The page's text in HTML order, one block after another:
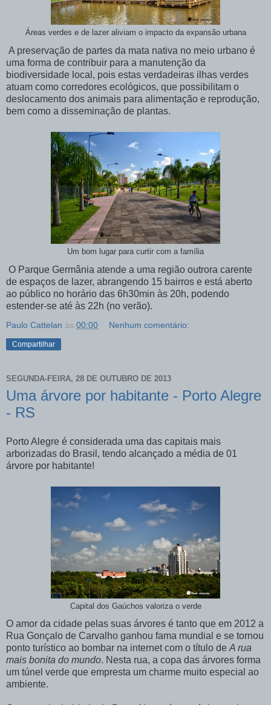
Áreas verdes e de lazer aliviam o impacto da expansão urbana
A preservação de partes da mata nativa no meio urbano é
uma forma de contribuir para a manutenção da
biodiversidade local, pois estas verdadeiras ilhas verdes
atuam como corredores ecológicos, que possibilitam o
deslocamento dos animais para alimentação e reprodução,
bem como a disseminação de plantas.
Um bom lugar para curtir com a família
O Parque Germânia atende a uma região outrora carente
de espaços de lazer, abrangendo 15 bairros e está aberto
ao público no horário das 6h30min às 20h, podendo
estender-se até às 22h (no verão).
Paulo Cattelan às 00:00 Nenhum comentário:
Compartilhar
SEGUNDA-FEIRA, 28 DE OUTUBRO DE 2013
Uma árvore por habitante - Porto Alegre
- RS
Porto Alegre é considerada uma das capitais mais
arborizadas do Brasil, tendo alcançado a média de 01
árvore por habitante!
Capital dos Gaúchos valoriza o verde
O amor da cidade pelas suas árvores é tanto que em 2012 a
Rua Gonçalo de Carvalho ganhou fama mundial e se tornou
ponto turístico ao bombar na internet com o título deA rua
mais bonita do mundo. Nesta rua, a copa das árvores forma
um túnel verde que empresta um charme muito especial ao
ambiente.